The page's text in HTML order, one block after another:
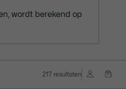
wordt berekend op
217 resultaten